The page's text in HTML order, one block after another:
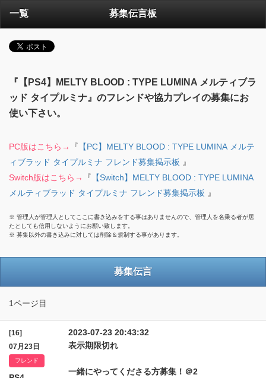
一覧 募集伝言板
『【PS4】MELTY BLOOD : TYPE LUMINA メルティブラ
ッド タイプルミナ』のフレンドや協力プレイの募集にお
使い下さい。
PC版はこちら→ 『 【PC】MELTY BLOOD : TYPE LUMINA メルテ
ィブラッド タイプルミナ フレンド募集掲示板 』
Switch版はこちら→
『 【Switch】MELTY BLOOD : TYPE LUMINA
メルティブラッド タイプルミナ フレンド募集掲示板 』
※ 管理人が管理人としてここに書き込みをする事はありませんので、管理人を名乗る者が居
たとしても信用しないようにお願い致します。
※ 募集以外の書き込みに対しては削除＆規制する事があります。
募集伝言
1ページ目
[16]
07月23日
フレンド
2023-07-23 20:43:32
表示期限切れ
一緒にやってくださる方募集！＠2